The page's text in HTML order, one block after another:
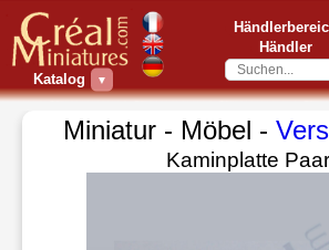
Katalog ▼
Händler
Miniatur - Möbel -
Kaminplatte Paar